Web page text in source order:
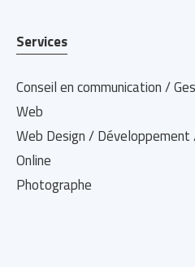
Services
Conseil en communication /
Web
Web Design /
Online
Photographe